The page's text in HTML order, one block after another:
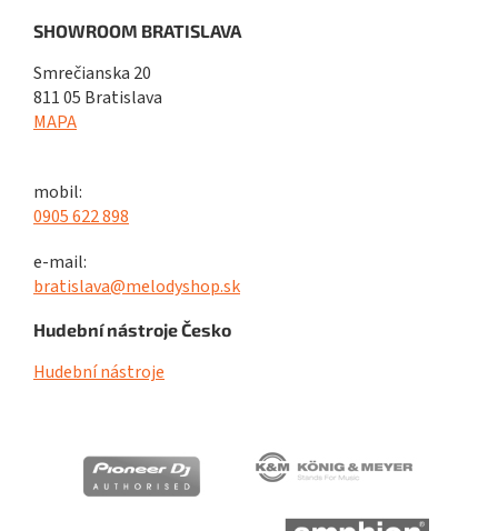
SHOWROOM BRATISLAVA
Smrečianska 20
811 05 Bratislava
MAPA
mobil:
0905 622 898
e-mail:
bratislava@melodyshop.sk
Hudební nástroje Česko
Hudební nástroje